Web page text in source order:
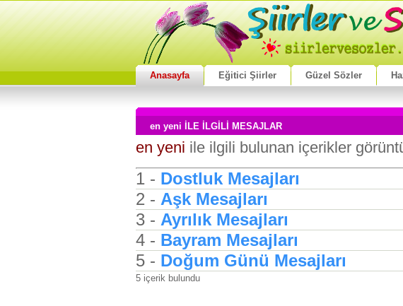
Anasayfa Eğitici Şiirler Güzel Sözler
en yeni İLE İLGİLİ MESAJLAR
en yeni ile ilgili bulunan içerikler
1 - Dostluk Mesajları
2 - Aşk Mesajları
3 - Ayrılık Mesajları
4 - Bayram Mesajları
5 - Doğum Günü Mesajları
5 içerik bulundu